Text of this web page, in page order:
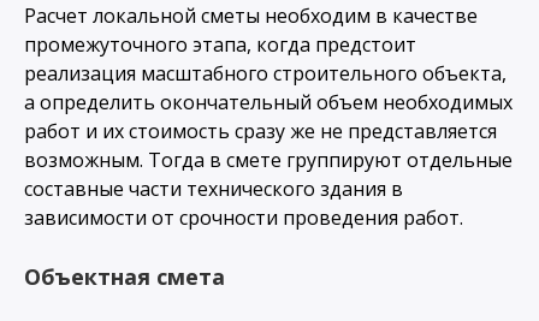
Расчет локальной сметы необходим в качестве
промежуточного этапа, когда предстоит
реализация масштабного строительного объекта,
а определить окончательный объем необходимых
работ и их стоимость сразу же не представляется
возможным. Тогда в смете группируют отдельные
составные части технического здания в
зависимости от срочности проведения работ.
Объектная смета